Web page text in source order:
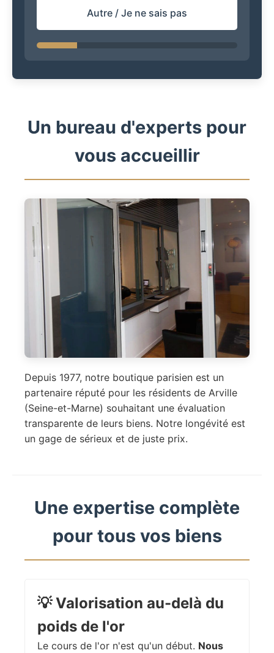
Autre / Je ne sais pas
Un bureau d'experts pour
vous accueillir
Depuis 1977, notre boutique parisien est un
partenaire réputé pour les résidents de Arville
(Seine-et-Marne) souhaitant une évaluation
transparente de leurs biens. Notre longévité est
un gage de sérieux et de juste prix.
Une expertise complète
pour tous vos biens
💡Valorisation au-delà du
poids de l'or
Le cours de l'or n'est qu'un début. Nous